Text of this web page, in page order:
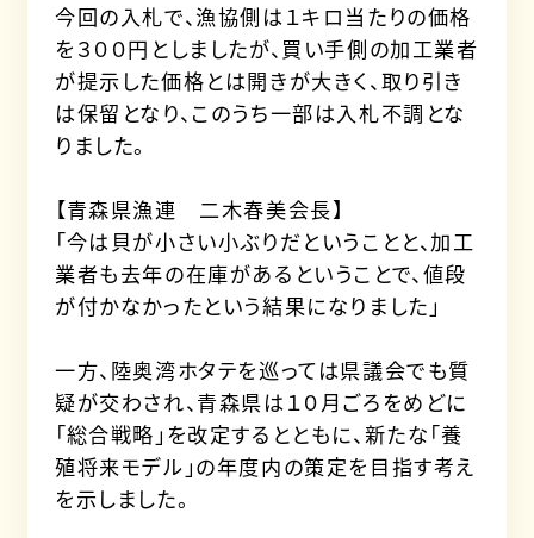
今回の入札で、漁協側は１キロ当たりの価格
を３００円としましたが、買い手側の加工業者
が提示した価格とは開きが大きく、取り引き
は保留となり、このうち一部は入札不調とな
りました。
【青森県漁連 二木春美会長】
「今は貝が小さい小ぶりだということと、加工
業者も去年の在庫があるということで、値段
が付かなかったという結果になりました」
一方、陸奥湾ホタテを巡っては県議会でも質
疑が交わされ、青森県は１０月ごろをめどに
「総合戦略」を改定するとともに、新たな「養
殖将来モデル」の年度内の策定を目指す考え
を示しました。